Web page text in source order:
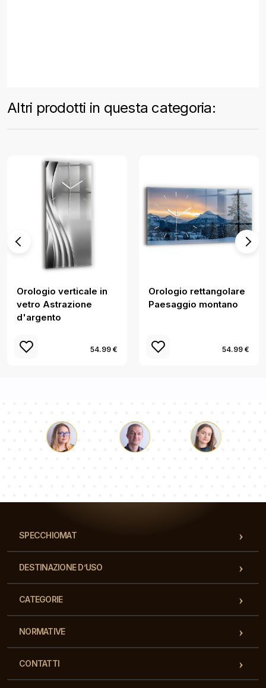
Altri prodotti in questa categoria:
Orologio verticale in
vetro Astrazione
d'argento
54.99 €
Orologio rettangolare
Paesaggio montano
54.99 €
SPECCHIOMAT
DESTINAZIONE D’USO
CATEGORIE
NORMATIVE
CONTATTI